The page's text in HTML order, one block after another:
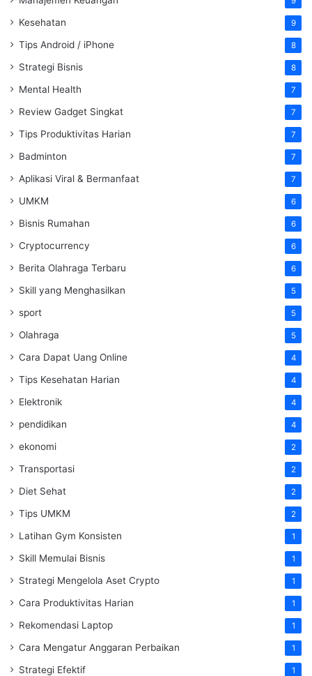
Kesehatan 9
Tips Android / iPhone 8
Strategi Bisnis 8
Mental Health 7
Review Gadget Singkat 7
Tips Produktivitas Harian 7
Badminton 7
Aplikasi Viral & Bermanfaat 7
UMKM 6
Bisnis Rumahan 6
Cryptocurrency 6
Berita Olahraga Terbaru 6
Skill yang Menghasilkan 5
sport 5
Olahraga 5
Cara Dapat Uang Online 4
Tips Kesehatan Harian 4
Elektronik 4
pendidikan 4
ekonomi 2
Transportasi 2
Diet Sehat 2
Tips UMKM 2
Latihan Gym Konsisten 1
Skill Memulai Bisnis 1
Strategi Mengelola Aset Crypto 1
Cara Produktivitas Harian 1
Rekomendasi Laptop 1
Cara Mengatur Anggaran Perbaikan 1
Strategi Efektif 1